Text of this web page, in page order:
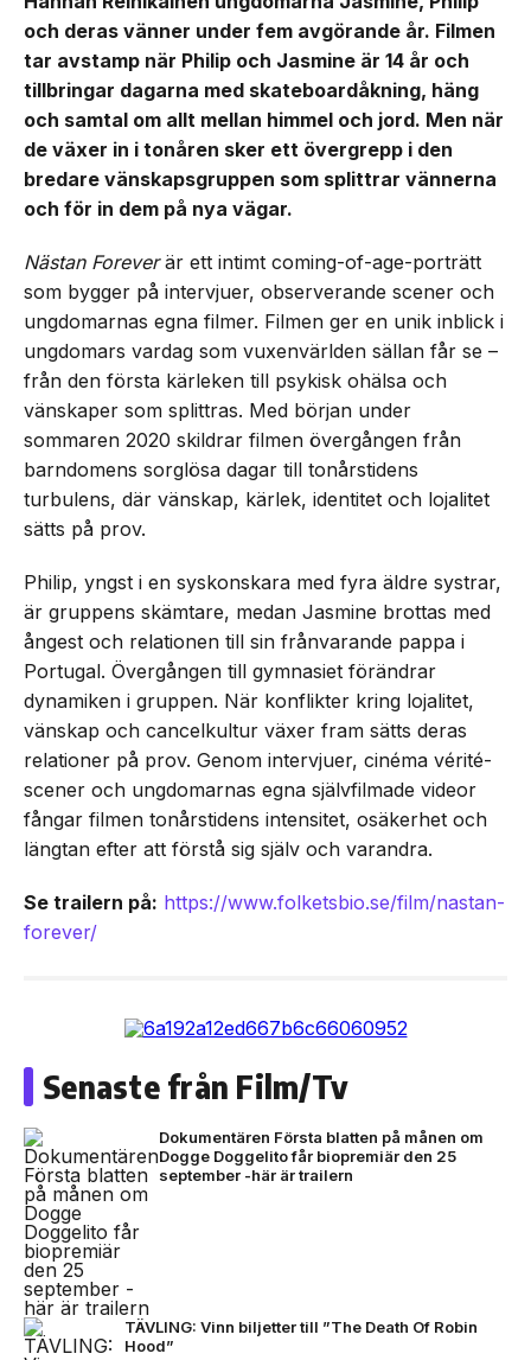
och deras vänner under fem avgörande år. Filmen
tar avstamp när Philip och Jasmine är 14 år och
tillbringar dagarna med skateboardåkning, häng
och samtal om allt mellan himmel och jord. Men när
de växer in i tonåren sker ett övergrepp i den
bredare vänskapsgruppen som splittrar vännerna
och för in dem på nya vägar.
Nästan Foreverär ett intimt coming-of-age-porträtt
som bygger på intervjuer, observerande scener och
ungdomarnas egna filmer. Filmen ger en unik inblick i
ungdomars vardag som vuxenvärlden sällan får se –
från den första kärleken till psykisk ohälsa och
vänskaper som splittras. Med början under
sommaren 2020 skildrar filmen övergången från
barndomens sorglösa dagar till tonårstidens
turbulens, där vänskap, kärlek, identitet och lojalitet
sätts på prov.
Philip, yngst i en syskonskara med fyra äldre systrar,
är gruppens skämtare, medan Jasmine brottas med
ångest och relationen till sin frånvarande pappa i
Portugal. Övergången till gymnasiet förändrar
dynamiken i gruppen. När konflikter kring lojalitet,
vänskap och cancelkultur växer fram sätts deras
relationer på prov. Genom intervjuer, cinéma vérité-
scener och ungdomarnas egna självfilmade videor
fångar filmen tonårstidens intensitet, osäkerhet och
längtan efter att förstå sig själv och varandra.
Se trailern på: https://www.folketsbio.se/film/nastan-
forever/
Senaste från Film/Tv
Dokumentären Första blatten på månen om
Dogge Doggelito får biopremiär den 25
september -här är trailern
TÄVLING: Vinn biljetter till ”The Death Of Robin
Hood”